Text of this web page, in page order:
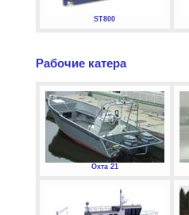
ST800
Рабочие катера
Охта 21